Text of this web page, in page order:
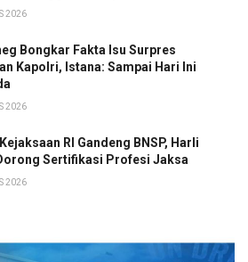
2026
Bongkar Fakta Isu Surpres
Kapolri, Istana: Sampai Hari Ini
2026
RI Gandeng BNSP, Harli
Sertifikasi Profesi Jaksa
2026